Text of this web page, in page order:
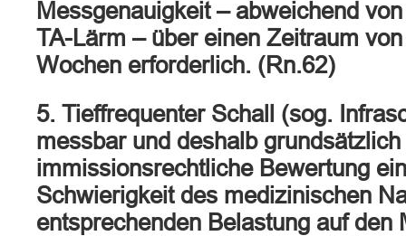
Messgenauigkeit – abweichend
TA-Lärm – über einen Zeitraum
Wochen erforderlich. (Rn.62)
5. Tieffrequenter Schall (sog.
messbar und deshalb
immissionsrechtliche Bewertung
Schwierigkeit des medizinischen
entsprechenden Belastung auf den